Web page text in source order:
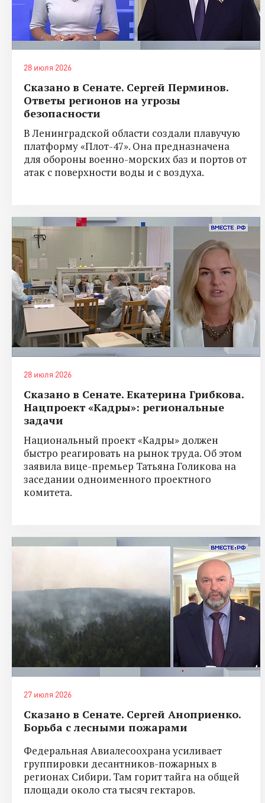
28 июля 2026
Сказано в Сенате. Сергей Перминов.
Ответы регионов на угрозы
безопасности
В Ленинградской области создали плавучую
платформу «Плот-47». Она предназначена
для обороны военно-морских баз и портов от
атак с поверхности воды и с воздуха.
28 июля 2026
Сказано в Сенате. Екатерина Грибкова.
Нацпроект «Кадры»: региональные
задачи
Национальный проект «Кадры» должен
быстро реагировать на рынок труда. Об этом
заявила вице-премьер Татьяна Голикова на
заседании одноименного проектного
комитета.
27 июля 2026
Сказано в Сенате. Сергей Аноприенко.
Борьба с лесными пожарами
Федеральная Авиалесоохрана усиливает
группировки десантников-пожарных в
регионах Сибири. Там горит тайга на общей
площади около ста тысяч гектаров.